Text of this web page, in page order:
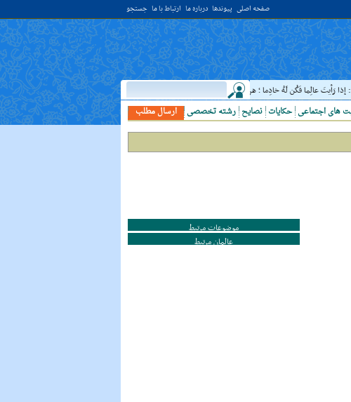
صفحه اصلی پیوندها درباره ما ارتباط با ما جستجو
رَأيتَ عالِما فَکُن لَهُ خادِما ؛ هرگاه دانشمندى ديدى، به او خدمت کن. ( غررالحکم ح ۴۰۴۴ ) حدیث:
ارسال مطلب
رشته تخصصی نصایح حکایات های اجتماعی
موضوعات مرتبط
عالمان مرتبط